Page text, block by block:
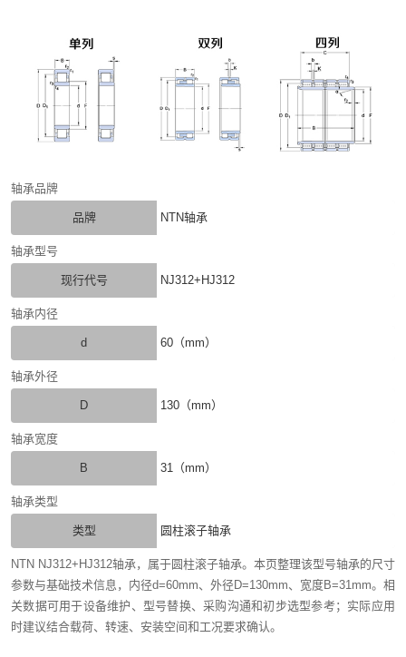
轴承品牌
品牌 NTN轴承
轴承型号
现行代号 NJ312+HJ312
轴承内径
d 60（mm）
轴承外径
D 130（mm）
轴承宽度
B 31（mm）
轴承类型
类型 圆柱滚子轴承
NTN NJ312+HJ312轴承，属于圆柱滚子轴承。本页整理该型号轴承的尺寸
参数与基础技术信息，内径d=60mm、外径D=130mm、宽度B=31mm。相
关数据可用于设备维护、型号替换、采购沟通和初步选型参考；实际应用
时建议结合载荷、转速、安装空间和工况要求确认。